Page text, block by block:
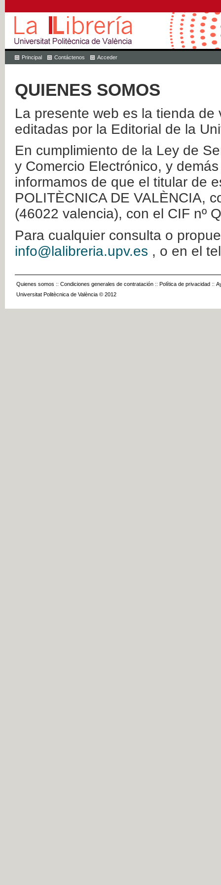
Principal Contáctenos Acceder
QUIENES SOMOS
La presente web es la tienda
editadas por la Editorial de la
En cumplimiento de la Ley de
y Comercio Electrónico, y
informamos de que el titular de
POLITÈCNICA DE VALÈNCIA,
(46022 valencia), con el CIF nº
Para cualquier consulta o
info@lalibreria.upv.es , o en el
Quienes somos :: Condiciones generales de contratación :: Política de privacidad ::
Universitat Politècnica de València © 2012